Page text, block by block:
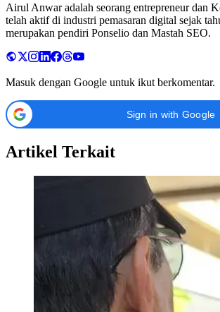
Airul Anwar adalah seorang entrepreneur dan
telah aktif di industri pemasaran digital sejak
merupakan pendiri Ponselio dan Mastah SEO.
Masuk dengan Google untuk ikut berkomentar.
Sign in with Google
Artikel Terkait